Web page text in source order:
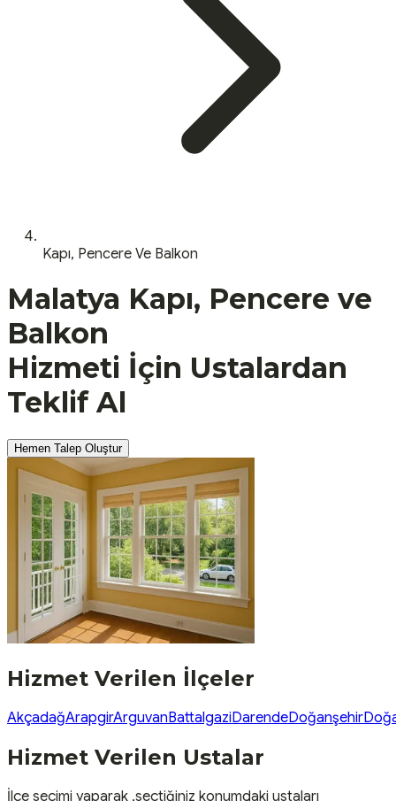
Kapı, Pencere Ve Balkon
Malatya Kapı, Pencere ve
Balkon
Hizmeti İçin Ustalardan
Teklif Al
Hemen Talep Oluştur
Hizmet Verilen İlçeler
AkçadağArapgirArguvanBattalgaziDarendeDoğanşehir
Hizmet Verilen Ustalar
İlçe seçimi yaparak ,seçtiğiniz konumdaki ustaları